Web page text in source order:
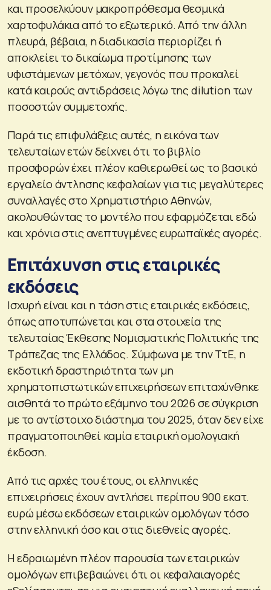
και προσελκύουν μακροπρόθεσμα θεσμικά
χαρτοφυλάκια από το εξωτερικό. Από την άλλη
πλευρά, βέβαια, η διαδικασία περιορίζει ή
αποκλείει το δικαίωμα προτίμησης των
υφιστάμενων μετόχων, γεγονός που προκαλεί
κατά καιρούς αντιδράσεις λόγω της dilution των
ποσοστών συμμετοχής.
Παρά τις επιφυλάξεις αυτές, η εικόνα των
τελευταίων ετών δείχνει ότι το βιβλίο
προσφορών έχει πλέον καθιερωθεί ως το βασικό
εργαλείο άντλησης κεφαλαίων για τις μεγαλύτερες
συναλλαγές στο Χρηματιστήριο Αθηνών,
ακολουθώντας το μοντέλο που εφαρμόζεται εδώ
και χρόνια στις ανεπτυγμένες ευρωπαϊκές αγορές.
Επιτάχυνση στις εταιρικές
εκδόσεις
Ισχυρή είναι και η τάση στις εταιρικές εκδόσεις,
όπως αποτυπώνεται και στα στοιχεία της
τελευταίας Έκθεσης Νομισματικής Πολιτικής της
Τράπεζας της Ελλάδος. Σύμφωνα με την ΤτΕ, η
εκδοτική δραστηριότητα των μη
χρηματοπιστωτικών επιχειρήσεων επιταχύνθηκε
αισθητά το πρώτο εξάμηνο του 2026 σε σύγκριση
με το αντίστοιχο διάστημα του 2025, όταν δεν είχε
πραγματοποιηθεί καμία εταιρική ομολογιακή
έκδοση.
Από τις αρχές του έτους, οι ελληνικές
επιχειρήσεις έχουν αντλήσει περίπου 900 εκατ.
ευρώ μέσω εκδόσεων εταιρικών ομολόγων τόσο
στην ελληνική όσο και στις διεθνείς αγορές.
Η εδραιωμένη πλέον παρουσία των εταιρικών
ομολόγων επιβεβαιώνει ότι οι κεφαλαιαγορές